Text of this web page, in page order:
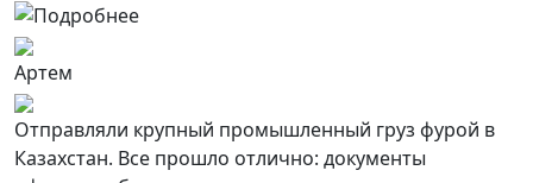
Артем
Отправляли крупный промышленный груз фурой в
Казахстан. Все прошло отлично: документы